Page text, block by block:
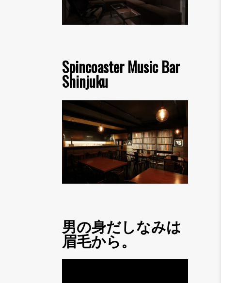
Spincoaster Music Bar
Shinjuku
男の身だしなみは
眉毛から。